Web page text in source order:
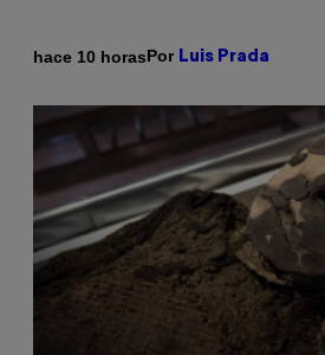
hace 10 horasPor Luis Prada